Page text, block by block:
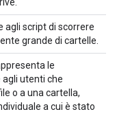
agli script di scorrere
grande di cartelle.
le
utenti che
o a una cartella,
a cui è stato